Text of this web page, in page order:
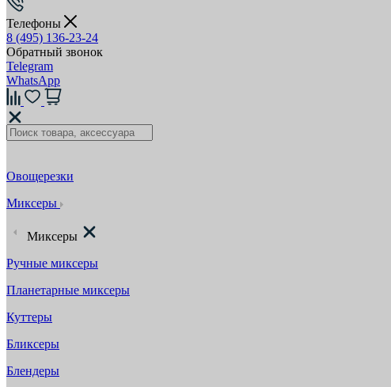
Телефоны
8 (495) 136-23-24
Обратный звонок
Telegram
WhatsApp
Овощерезки
Миксеры
Миксеры
Ручные миксеры
Планетарные миксеры
Куттеры
Бликсеры
Блендеры